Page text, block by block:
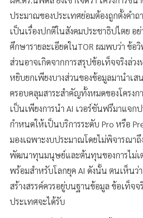
ประมาณของประเทศย่อมต้องถูกตั้งคำถ
เป็นเรื่องปกติในสังคมประชาธิปไตย อย่
ศึกษารายละเอียดในTOR ผมพบว่า ข้อ
ส่วนอาจเกิดจากการสรุปข้อเท็จจริงล่ว
หยิบยกเพียงบางส่วนของข้อมูลมานำเส
ครอบคลุมสาระสำคัญทั้งหมดของโครงก
เป็นเพียงการนำ AI เวอร์ชันฟรีมาแจก
กำหนดให้เป็นบริการระดับ Pro หรือ
มองเฉพาะงบประมาณโดยไม่พิจารณาถึ
พัฒนาทุนมนุษย์และต้นทุนของการไม่เ
พร้อมสำหรับโลกยุค AI ดังนั้น ตนเห็นว่า
สร้างสรรค์ควรอยู่บนฐานข้อมูล ข้อเท็จ
ประเทศจะได้รับ